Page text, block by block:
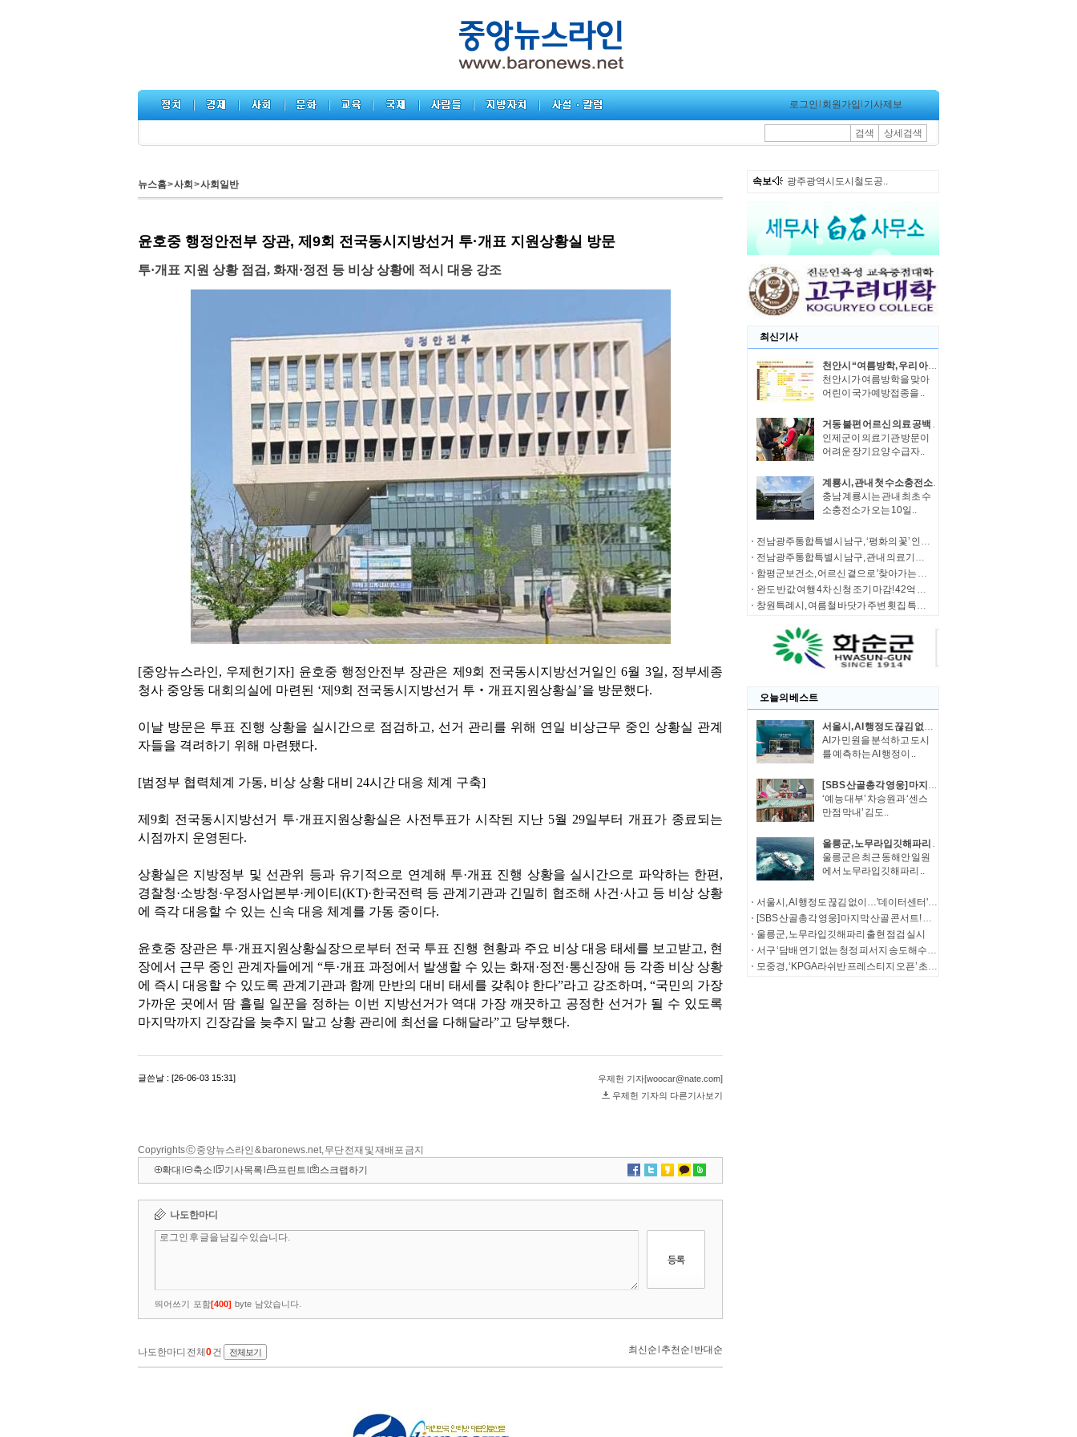
로그인 회원가입 기사제보
검색 상세검색
뉴스홈>사회 >사회일반
Copyrights ⓒ 중앙뉴스라인 & baronews.net, 무단 전재 및 재배포 금지
확대
축소 기사목록 프린트 스크랩하기
속보 광주광역시도시철도공..
최신기사
천안시 “여름방학, 우리 아이 예방접종 챙겨요”
천안시가 여름방학을 맞아
어린이 국가예방접종을 ..
거동 불편 어르신 의료 공백 해소...인제군 재택의료센터 운영
인제군이 의료기관 방문이
어려운 장기요양 수급자..
계룡시, 관내 첫 수소충전소 10일 문 연다
충남 계룡시는 관내 최초 수
소충전소가 오는 10일..
전남광주통합특별시 남구, ‘평화의 꽃’ 인권 평화 문화제 개최
전남광주통합특별시 남구, 관내 의료기기 무료 체험방 살펴본다
함평군보건소, 어르신 곁으로 '찾아가는 결핵 검진' 실시
완도 반값 여행 4차 신청 조기 마감! 42억 소비 유발 효과
창원특례시, 여름철 바닷가 주변 횟집 특별 합동점검
오늘의 베스트
서울시, AI 행정도 끊김 없이…'데이터센터' 200억 투입 전면 고도화
AI가 민원을 분석하고 도시
를 예측하는 AI 행정이 ..
[SBS 산골총각 영웅] 마지막 산골 콘서트! 임영웅, 특별 신청곡으로 전한 감동
‘예능 대부’ 차승원과 ‘센스
만점 막내’ 김도..
울릉군, 노무라입깃해파리 출현 점검 실시
울릉군은 최근 동해안 일원
에서 노무라입깃해파리 ..
서울시, AI 행정도 끊김 없이…'데이터센터' 200억 투입 전면 고도화
[SBS 산골총각 영웅] 마지막 산골 콘서트! 임영웅, 특별 신청곡으로 전한 감동
울릉군, 노무라입깃해파리 출현 점검 실시
서구 ‘담배 연기 없는 청정 피서지 송도해수욕장’ 합동 금연 캠페인 실시
모중경, ‘KPGA 라쉬반 프레스티지 오픈’ 초대 챔피언 등극… KPGA 챔피언스투어 시즌 2승 달성